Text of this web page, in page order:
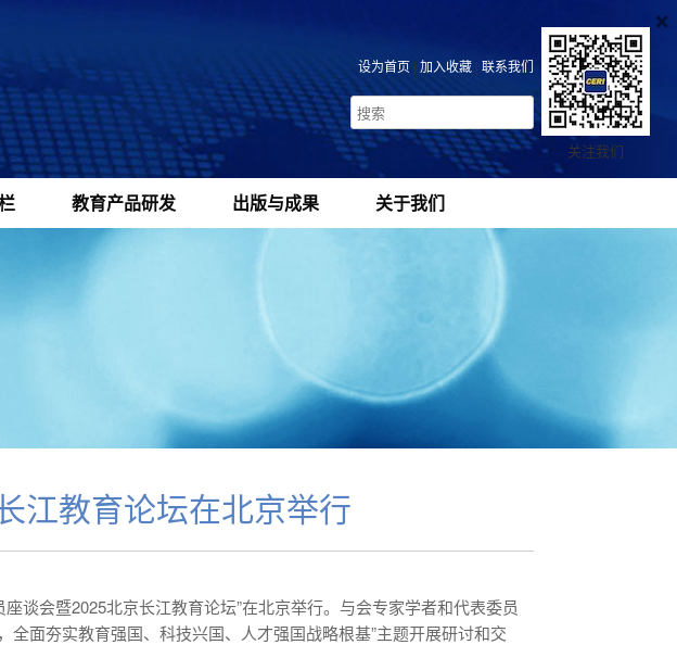
设为首页 | 加入收藏 | 联系我们
教育产品研发 出版与成果 关于我们
江教育论坛在北京举行
谈会暨2025北京长江教育论坛”在北京举行。与会专家学者和代表委员
全面夯实教育强国、科技兴国、人才强国战略根基”主题开展研讨和交
关注我们
×